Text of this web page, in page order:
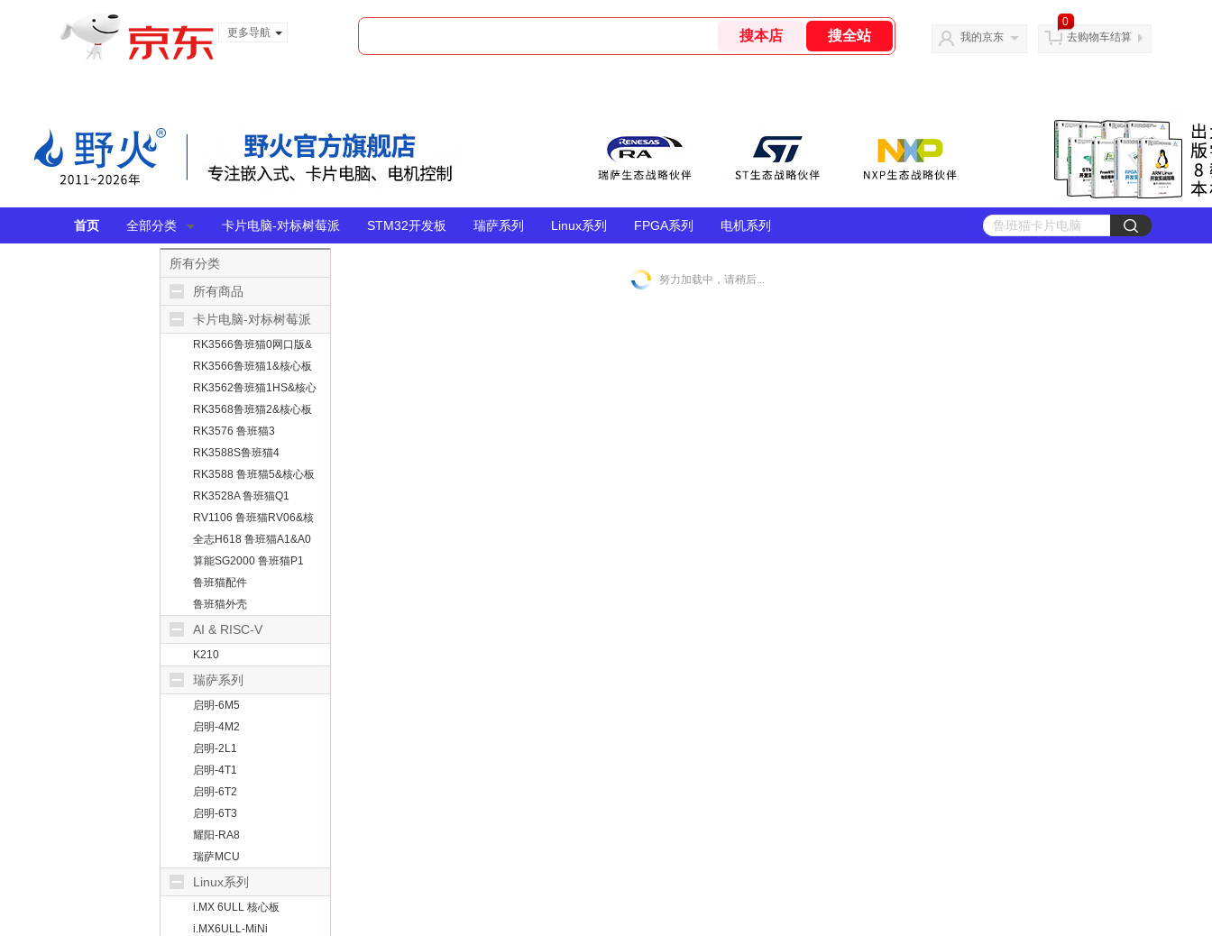
更多导航
我的京东
0
去购物车结算
首页 全部分类 卡片电脑-对标树莓派 STM32开发板 瑞萨系列 Linux系列 FPGA系列 电机系列
所有分类
所有商品
卡片电脑-对标树莓派
RK3566鲁班猫0网口版&
无线版
RK3566鲁班猫1&核心板
RK3562鲁班猫1HS&核心
板
RK3568鲁班猫2&核心板
RK3576 鲁班猫3
RK3588S鲁班猫4
RK3588 鲁班猫5&核心板
RK3528A 鲁班猫Q1
RV1106 鲁班猫RV06&核
心板
全志H618 鲁班猫A1&A0
算能SG2000 鲁班猫P1
鲁班猫配件
鲁班猫外壳
AI & RISC-V
K210
瑞萨系列
启明-6M5
启明-4M2
启明-2L1
启明-4T1
启明-6T2
启明-6T3
耀阳-RA8
瑞萨MCU
Linux系列
i.MX 6ULL 核心板
i.MX6ULL-MiNi
努力加载中，请稍后...